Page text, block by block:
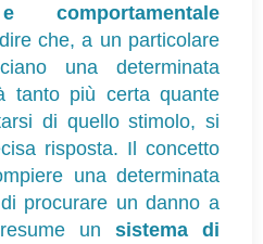
comportamentale
che, a un particolare
una determinata
tanto più certa quante
di quello stimolo, si
risposta. Il concetto
una determinata
procurare un danno a
un sistema di